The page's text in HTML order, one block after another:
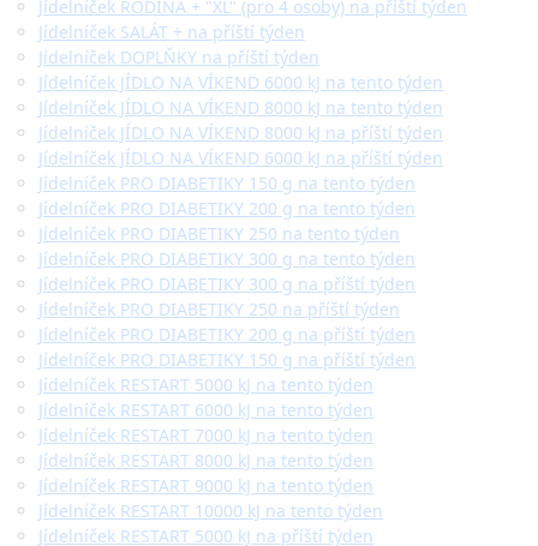
Jídelníček RODINA + "XL" (pro 4 osoby) na příští týden
Jídelníček SALÁT + na příští týden
Jídelníček DOPLŇKY na příští týden
Jídelníček JÍDLO NA VÍKEND 6000 kJ na tento týden
Jídelníček JÍDLO NA VÍKEND 8000 kJ na tento týden
Jídelníček JÍDLO NA VÍKEND 8000 kJ na příští týden
Jídelníček JÍDLO NA VÍKEND 6000 kJ na příští týden
Jídelníček PRO DIABETIKY 150 g na tento týden
Jídelníček PRO DIABETIKY 200 g na tento týden
Jídelníček PRO DIABETIKY 250 na tento týden
Jídelníček PRO DIABETIKY 300 g na tento týden
Jídelníček PRO DIABETIKY 300 g na příští týden
Jídelníček PRO DIABETIKY 250 na příští týden
Jídelníček PRO DIABETIKY 200 g na příští týden
Jídelníček PRO DIABETIKY 150 g na příští týden
Jídelníček RESTART 5000 kJ na tento týden
Jídelníček RESTART 6000 kJ na tento týden
Jídelníček RESTART 7000 kJ na tento týden
Jídelníček RESTART 8000 kJ na tento týden
Jídelníček RESTART 9000 kJ na tento týden
Jídelníček RESTART 10000 kJ na tento týden
Jídelníček RESTART 5000 kJ na příští týden